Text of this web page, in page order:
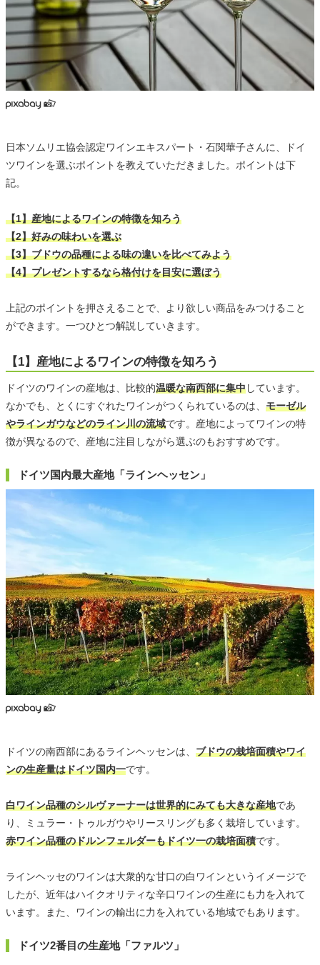
日本ソムリエ協会認定ワインエキスパート・石関華子さんに、ドイ
ツワインを選ぶポイントを教えていただきました。ポイントは下
記。
【1】産地によるワインの特徴を知ろう
【2】好みの味わいを選ぶ
【3】ブドウの品種による味の違いを比べてみよう
【4】プレゼントするなら格付けを目安に選ぼう
上記のポイントを押さえることで、より欲しい商品をみつけること
ができます。一つひとつ解説していきます。
【1】産地によるワインの特徴を知ろう
ドイツのワインの産地は、比較的温暖な南西部に集中しています。
なかでも、とくにすぐれたワインがつくられているのは、 モーゼル
やラインガウなどのライン川の流域です。産地によってワインの特
徴が異なるので、産地に注目しながら選ぶのもおすすめです。
ドイツ国内最大産地「ラインヘッセン」
ドイツの南西部にあるラインヘッセンは、 ブドウの栽培面積やワイ
ンの生産量はドイツ国内一です。
白ワイン品種のシルヴァーナーは世界的にみても大きな産地であ
り、ミュラー・トゥルガウやリースリングも多く栽培しています。
赤ワイン品種のドルンフェルダーもドイツ一の栽培面積です。
ラインヘッセのワインは大衆的な甘口の白ワインというイメージで
したが、近年はハイクオリティな辛口ワインの生産にも力を入れて
います。また、ワインの輸出に力を入れている地域でもあります。
ドイツ2番目の生産地「ファルツ」